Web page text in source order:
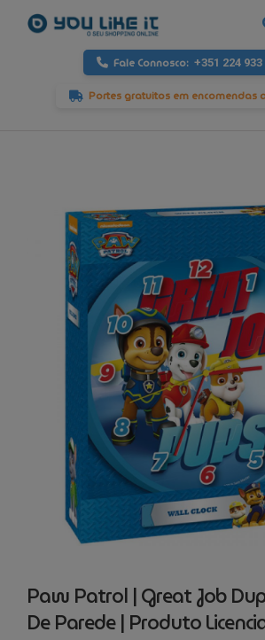
Fale Connosco: +351 224
Portes gratuitos em encomendas
Paw Patrol | Great Job
De Parede | Produto